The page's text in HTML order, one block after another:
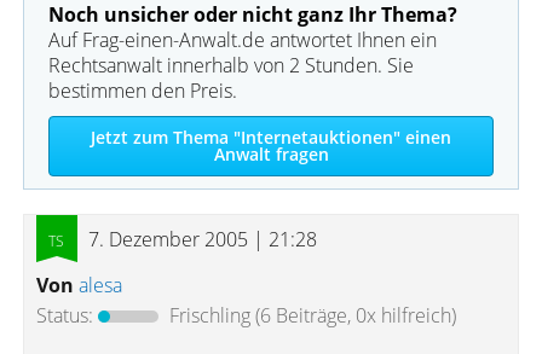
Noch unsicher oder nicht ganz Ihr Thema?
Auf Frag-einen-Anwalt.de antwortet Ihnen ein
Rechtsanwalt innerhalb von 2 Stunden. Sie
bestimmen den Preis.
Jetzt zum Thema "Internetauktionen" einen
Anwalt fragen
7. Dezember 2005 | 21:28
Von alesa
Status:
Frischling(6 Beiträge, 0x hilfreich)